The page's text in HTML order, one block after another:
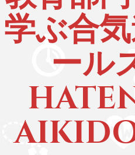
学ぶ合
ール